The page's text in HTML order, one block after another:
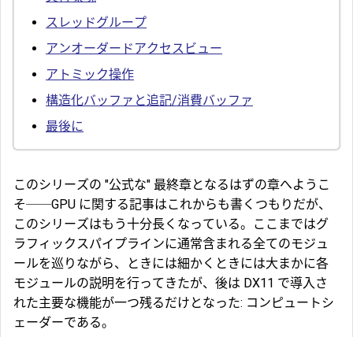
スレッドグループ
アンオーダードアクセスビュー
アトミック操作
構造化バッファと追記/消費バッファ
最後に
このシリーズの "公式な" 最終章となるはずの章へようこ
そ──GPU に関する記事はこれからも書くつもりだが、
このシリーズはもう十分長くなっている。ここまではグ
ラフィックスパイプラインに通常含まれる全てのモジュ
ールを巡りながら、ときには細かくときには大まかに各
モジュールの説明を行ってきたが、後は DX11 で導入さ
れた主要な機能が一つ残るだけとなった: コンピュートシ
ェーダーである。